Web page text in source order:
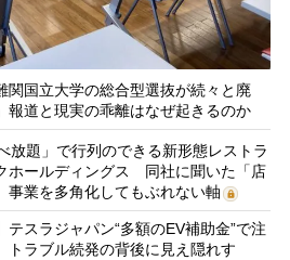
関国立大学の総合型選抜が続々と廃
道と現実の乖離はなぜ起きるのか
放題」で行列のできる新形態レストラ
ホールディングス 同社に聞いた「店
事業を多角化してもぶれない軸
テスラジャパン“多額のEV補助金”で注
ラブル続発の背後に見え隠れす